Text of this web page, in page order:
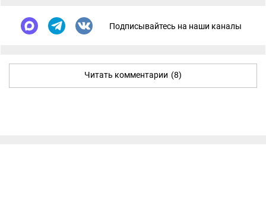
Подписывайтесь на наши каналы
Читать комментарии (8)